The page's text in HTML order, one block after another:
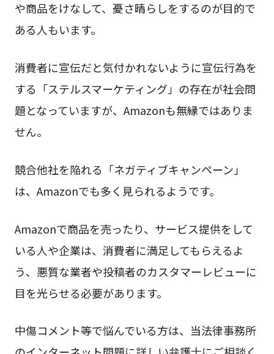
や商品をけなして、憂さ晴らしをするのが目的で
ある人もいます。
消費者に宣伝だと気付かれないように宣伝行為を
する「ステルスマーケティング」の存在が社会問
題となっていますが、Amazonも無縁ではありま
せん。
競合他社を陥れる「ネガティブキャンペーン」
は、Amazonでも多く見られるようです。
Amazonで商品を売ったり、サービス提供をして
いる人や企業は、消費者に満足してもらえるよ
う、悪質な業者や投稿者のカスタマーレビューに
目を光らせる必要があります。
中傷コメント等で悩んでいる方は、当法律事務所